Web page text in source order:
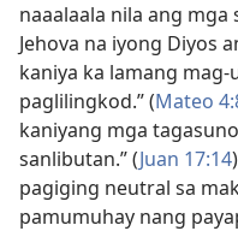
naaalaala nila ang mga
Jehova na iyong Diyos
kaniya ka lamang
paglilingkod.” (Mateo
kaniyang mga
sanlibutan.” (Juan 17:14
pagiging neutral sa
pamumuhay nang